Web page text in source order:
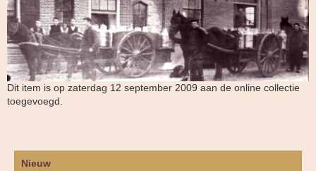
Dit item is op zaterdag 12 september 2009 aan de online collectie
toegevoegd.
Nieuw